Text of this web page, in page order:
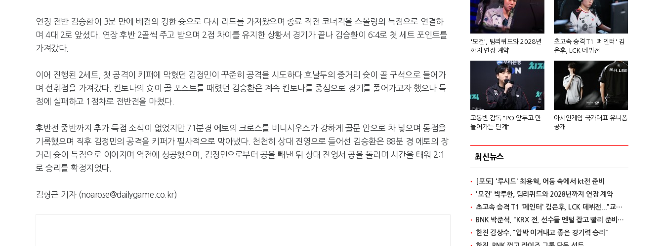
연정 전반 김승환이 3분 만에 베컴의 강한 슛으로 다시 리드를 가져왔으며 종료 직전 코너킥을 스몰링의 득점으로 연결하
며 4대 2로 앞섰다. 연장 후반 2골씩 주고 받으며 2점 차이를 유지한 상황서 경기가 끝나 김승환이 6:4로 첫 세트 포인트를
가져갔다.
이어 진행된 2세트, 첫 공격이 키퍼에 막혔던 김정민이 꾸준히 공격을 시도하다 호날두의 중거리 슛이 골 구석으로 들어가
며 선취점을 가져갔다. 칸토나의 슛이 골 포스트를 때렸던 김승환은 계속 칸토나를 중심으로 경기를 풀어가고자 했으나 득
점에 실패하고 1점차로 전반전을 마쳤다.
후반전 중반까지 추가 득점 소식이 없었지만 71분경 에토의 크로스를 비니시우스가 강하게 골문 안으로 차 넣으며 동점을
기록했으며 직후 김정민의 공격을 키퍼가 필사적으로 막아냈다. 천천히 상대 진영으로 들어선 김승환은 88분 경 에토의 장
거리 슛이 득점으로 이어지며 역전에 성공했으며, 김정민으로부터 공을 빼낸 뒤 상대 진영서 공을 돌리며 시간을 태워 2:1
로 승리를 확정지었다.
김형근 기자 (noarose@dailygame.co.kr)
'모건', 팀리퀴드와 2028년
까지 연장 계약
초고속 승격 T1 '페인터' 김
은후, LCK 데뷔전
고동빈 감독 "PO 앞두고 만
들어가는 단계"
아시안게임 국가대표 유니폼
공개
최신뉴스
[포토] '루시드' 최용혁, 어둠 속에서 kt전 준비
'모건' 박루한, 팀리퀴드와 2028년까지 연장 계약
초고속 승격 T1 '페인터' 김은후, LCK 데뷔전..."교전서 돋보이는 실력"
BNK 박준석, "KRX 전, 선수들 멘털 잡고 빨리 준비할 것"
한진 김상수, "압박 이겨내고 좋은 경기력 승리"